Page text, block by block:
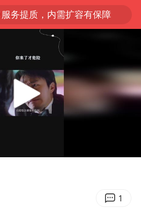
服务提质，内需扩容有保障
李亚鹏向地铁吐血女孩捐99999元
美股收盘：道指再创历史新高
41岁女子为鼓励女儿考上985研究生
人贩子“梅姨”真名谢家梅
“老头乐”悬挂“蒙H好几个8”上路
13岁少年白天写作业晚上夜市炒粉
1